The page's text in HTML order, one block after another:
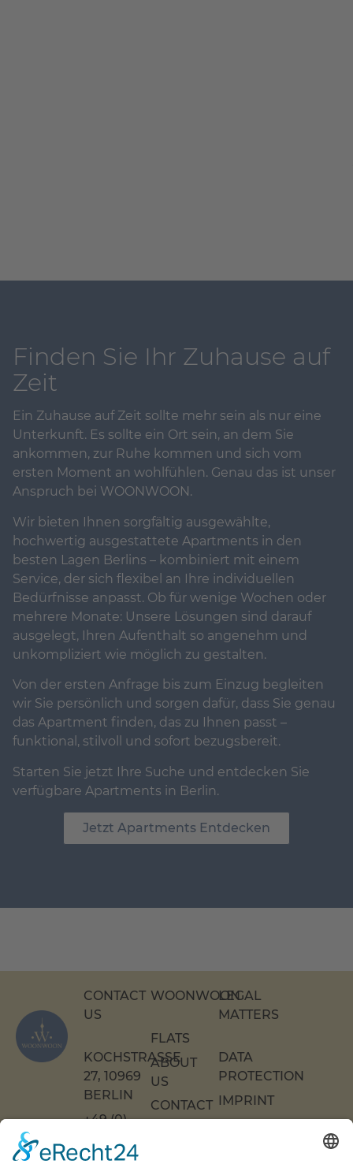
Finden Sie Ihr Zuhause auf
Zeit
Ein Zuhause auf Zeit sollte mehr sein als nur eine
Unterkunft. Es sollte ein Ort sein, an dem Sie
ankommen, zur Ruhe kommen und sich vom
ersten Moment an wohlfühlen. Genau das ist unser
Anspruch bei WOONWOON.
Wir bieten Ihnen sorgfältig ausgewählte,
hochwertig ausgestattete Apartments in den
besten Lagen Berlins – kombiniert mit einem
Service, der sich flexibel an Ihre individuellen
Bedürfnisse anpasst. Ob für wenige Wochen oder
mehrere Monate: Unsere Lösungen sind darauf
ausgelegt, Ihren Aufenthalt so angenehm und
unkompliziert wie möglich zu gestalten.
Von der ersten Anfrage bis zum Einzug begleiten
wir Sie persönlich und sorgen dafür, dass Sie genau
das Apartment finden, das zu Ihnen passt –
funktional, stilvoll und sofort bezugsbereit.
Starten Sie jetzt Ihre Suche und entdecken Sie
verfügbare Apartments in Berlin.
Jetzt Apartments Entdecken
CONTACT
US
KOCHSTRASSE 2
7, 10969 B
ERLIN
+49 (0)
86 55 0
WOONWOON
FLATS
ABOUT
US
CONTACT
US
LEGAL
MATTERS
DATA
PROTECTION
IMPRINT
ACCESSIBILITY